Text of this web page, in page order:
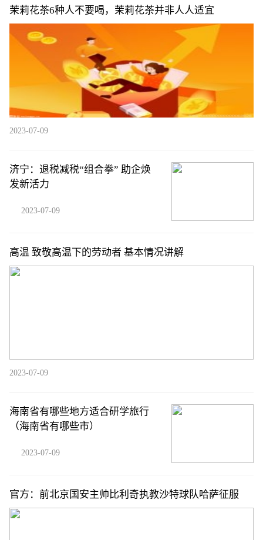
茉莉花茶6种人不要喝，茉莉花茶并非人人适宜
2023-07-09
济宁：退税减税“组合拳” 助企焕
发新活力
2023-07-09
高温 致敬高温下的劳动者 基本情况讲解
2023-07-09
海南省有哪些地方适合研学旅行
（海南省有哪些市）
2023-07-09
官方：前北京国安主帅比利奇执教沙特球队哈萨征服